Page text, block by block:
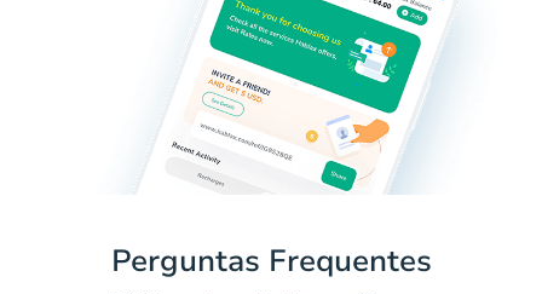
Perguntas Frequentes